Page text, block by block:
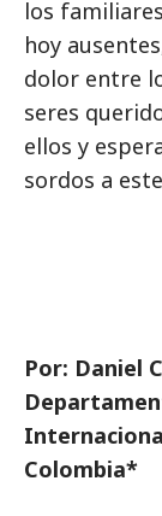
los
hoy
dolor entre
seres
ellos y
sordos a
Por: Daniel
Colombia*